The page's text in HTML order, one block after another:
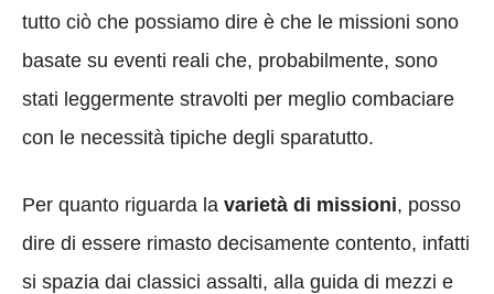
tutto ciò che possiamo dire è che le missioni sono
basate su eventi reali che, probabilmente, sono
stati leggermente stravolti per meglio combaciare
con le necessità tipiche degli sparatutto.
Per quanto riguarda la varietà di missioni, posso
dire di essere rimasto decisamente contento, infatti
si spazia dai classici assalti, alla guida di mezzi e